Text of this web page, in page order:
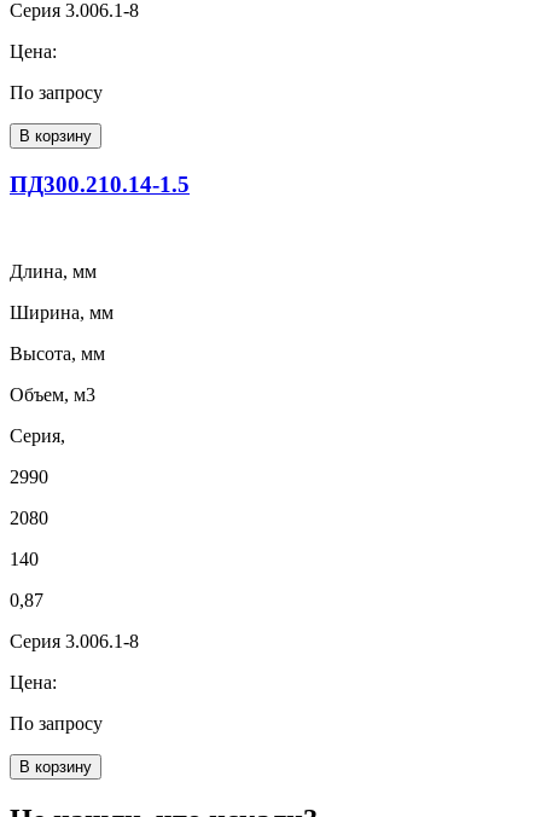
Серия 3.006.1-8
Цена:
По запросу
В корзину
ПД300.210.14-1.5
Длина, мм
Ширина, мм
Высота, мм
Объем, м3
Серия,
2990
2080
140
0,87
Серия 3.006.1-8
Цена:
По запросу
В корзину